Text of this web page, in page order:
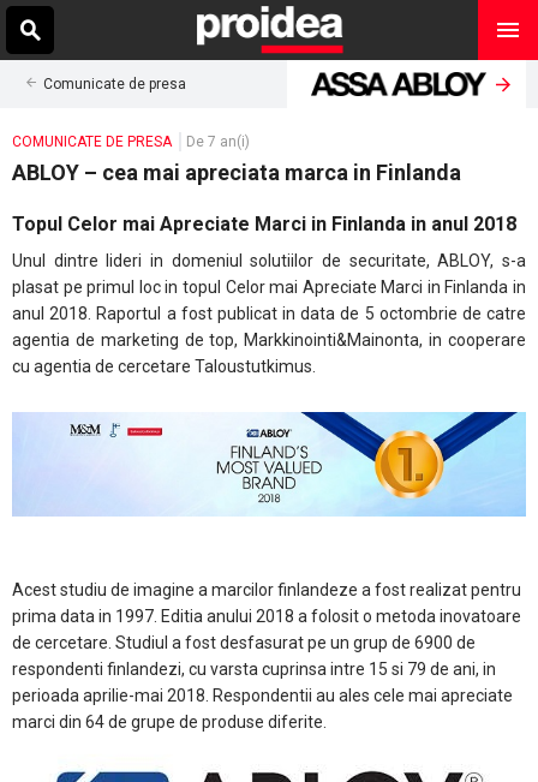
Comunicate de presa
COMUNICATE DE PRESA De 7 an(i)
ABLOY – cea mai apreciata marca in Finlanda
Topul Celor mai Apreciate Marci in Finlanda in anul 2018
Unul dintre lideri in domeniul solutiilor de securitate, ABLOY, s-a
plasat pe primul loc in topul Celor mai Apreciate Marci in Finlanda in
anul 2018. Raportul a fost publicat in data de 5 octombrie de catre
agentia de marketing de top, Markkinointi&Mainonta, in cooperare
cu agentia de cercetare Taloustutkimus.
Acest studiu de imagine a marcilor finlandeze a fost realizat pentru
prima data in 1997. Editia anului 2018 a folosit o metoda inovatoare
de cercetare. Studiul a fost desfasurat pe un grup de 6900 de
respondenti finlandezi, cu varsta cuprinsa intre 15 si 79 de ani, in
perioada aprilie-mai 2018. Respondentii au ales cele mai apreciate
marci din 64 de grupe de produse diferite.